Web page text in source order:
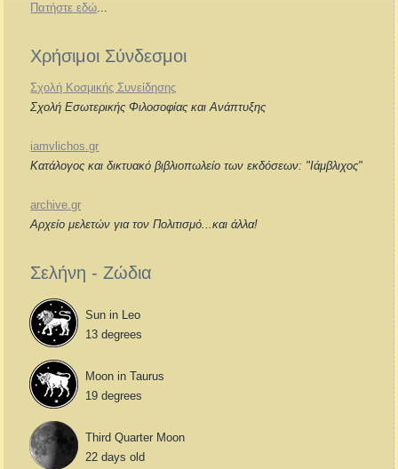
Πατήστε εδώ...
Χρήσιμοι Σύνδεσμοι
Σχολή Κοσμικής Συνείδησης
Σχολή Εσωτερικής Φιλοσοφίας και Ανάπτυξης
iamvlichos.gr
Κατάλογος και δικτυακό βιβλιοπωλείο των εκδόσεων: "Ιάμβλιχος"
archive.gr
Αρχείο μελετών για τον Πολιτισμό...και άλλα!
Σελήνη - Ζώδια
Sun in Leo
13 degrees
Moon in Taurus
19 degrees
Third Quarter Moon
22 days old